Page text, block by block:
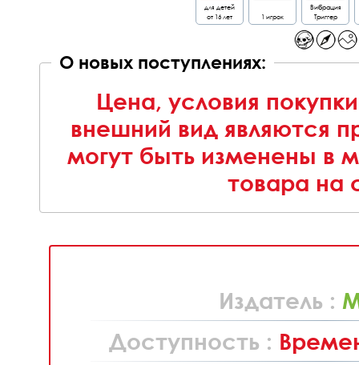
для детей
от 16 лет
1 игрок
Вибрация
Триггер
О новых поступлениях:
Цена, условия
внешний вид являются
могут быть изменены в
товара на
Издатель :
Доступность :